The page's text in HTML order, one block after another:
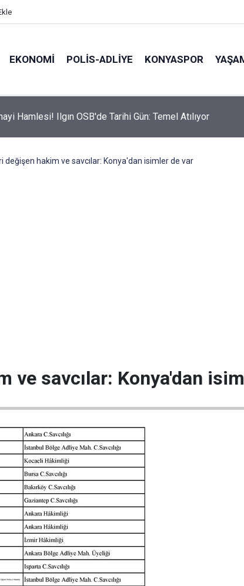
EKONOMI POLİS-ADLİYE KONYASPOR
Hamlesi! Ilgın OSB'de Tarihi Gün: Temel Atılıyor
değişen hakim ve savcılar: Konya'dan isimler de var
ve savcılar: Konya'dan